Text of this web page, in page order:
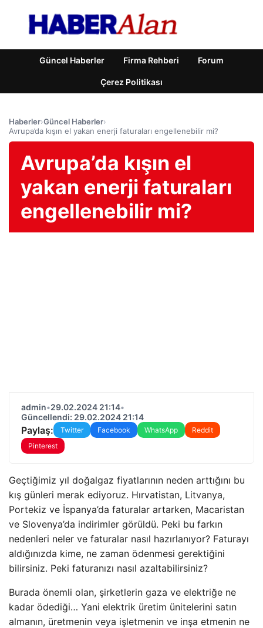
Güncel Haberler Firma Rehberi Forum
Çerez Politikası
Haberler›Güncel Haberler›
Avrupa’da kışın el yakan enerji faturaları engellenebilir mi?
Avrupa’da kışın el
yakan enerji faturaları
engellenebilir mi?
admin•29.02.2024 21:14•
Güncellendi: 29.02.2024 21:14
Paylaş: Twitter Facebook WhatsApp
Reddit
Pinterest
Geçtiğimiz yıl doğalgaz fiyatlarının neden arttığını bu
kış günleri merak ediyoruz. Hırvatistan, Litvanya,
Portekiz ve İspanya’da faturalar artarken, Macaristan
ve Slovenya’da indirimler görüldü. Peki bu farkın
nedenleri neler ve faturalar nasıl hazırlanıyor? Faturayı
aldığınızda kime, ne zaman ödenmesi gerektiğini
bilirsiniz. Peki faturanızı nasıl azaltabilirsiniz?
Burada önemli olan, şirketlerin gaza ve elektriğe ne
kadar ödediği… Yani elektrik üretim ünitelerini satın
almanın, üretmenin veya işletmenin ve inşa etmenin ne